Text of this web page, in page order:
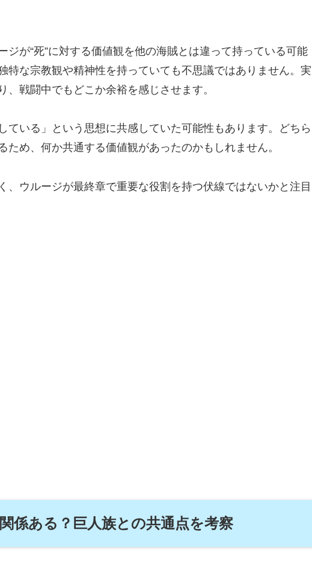
ジが“死”に対する価値観を他の海賊とは違って持っている可能
特な宗教観や精神性を持っていても不思議ではありません。実
、戦闘中でもどこか余裕を感じさせます。
ている」という思想に共感していた可能性もあります。どちら
ため、何か共通する価値観があったのかもしれません。
、ウルージが最終章で重要な役割を持つ伏線ではないかと注目
係ある？巨人族との共通点を考察